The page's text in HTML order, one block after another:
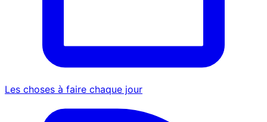
Les choses à faire chaque jour